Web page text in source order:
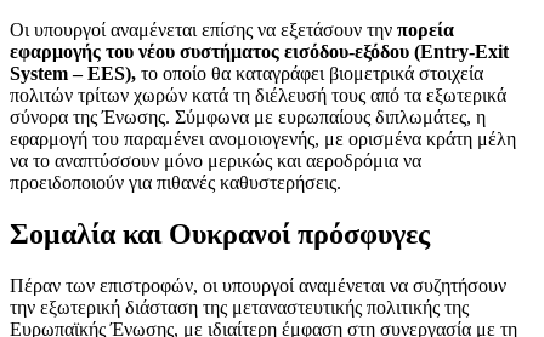
Οι υπουργοί αναμένεται επίσης να εξετάσουν την πορεία
εφαρμογής του νέου συστήματος εισόδου-εξόδου (Entry-Exit
System – EES), το οποίο θα καταγράφει βιομετρικά στοιχεία
πολιτών τρίτων χωρών κατά τη διέλευσή τους από τα εξωτερικά
σύνορα της Ένωσης. Σύμφωνα με ευρωπαίους διπλωμάτες, η
εφαρμογή του παραμένει ανομοιογενής, με ορισμένα κράτη μέλη
να το αναπτύσσουν μόνο μερικώς και αεροδρόμια να
προειδοποιούν για πιθανές καθυστερήσεις.
Σομαλία και Ουκρανοί πρόσφυγες
Πέραν των επιστροφών, οι υπουργοί αναμένεται να συζητήσουν
την εξωτερική διάσταση της μεταναστευτικής πολιτικής της
Ευρωπαϊκής Ένωσης, με ιδιαίτερη έμφαση στη συνεργασία με τη